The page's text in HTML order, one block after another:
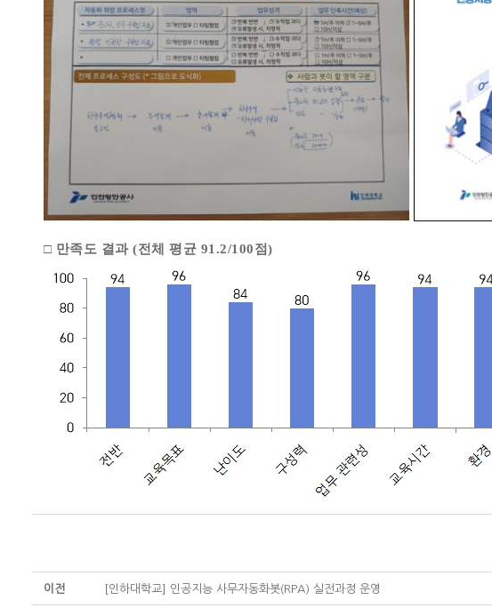
□ 만족도 결과 (전체 평균 91.2/100점)
이전 [인하대학교] 인공지능 사무자동화봇(RPA) 실전과정 운영